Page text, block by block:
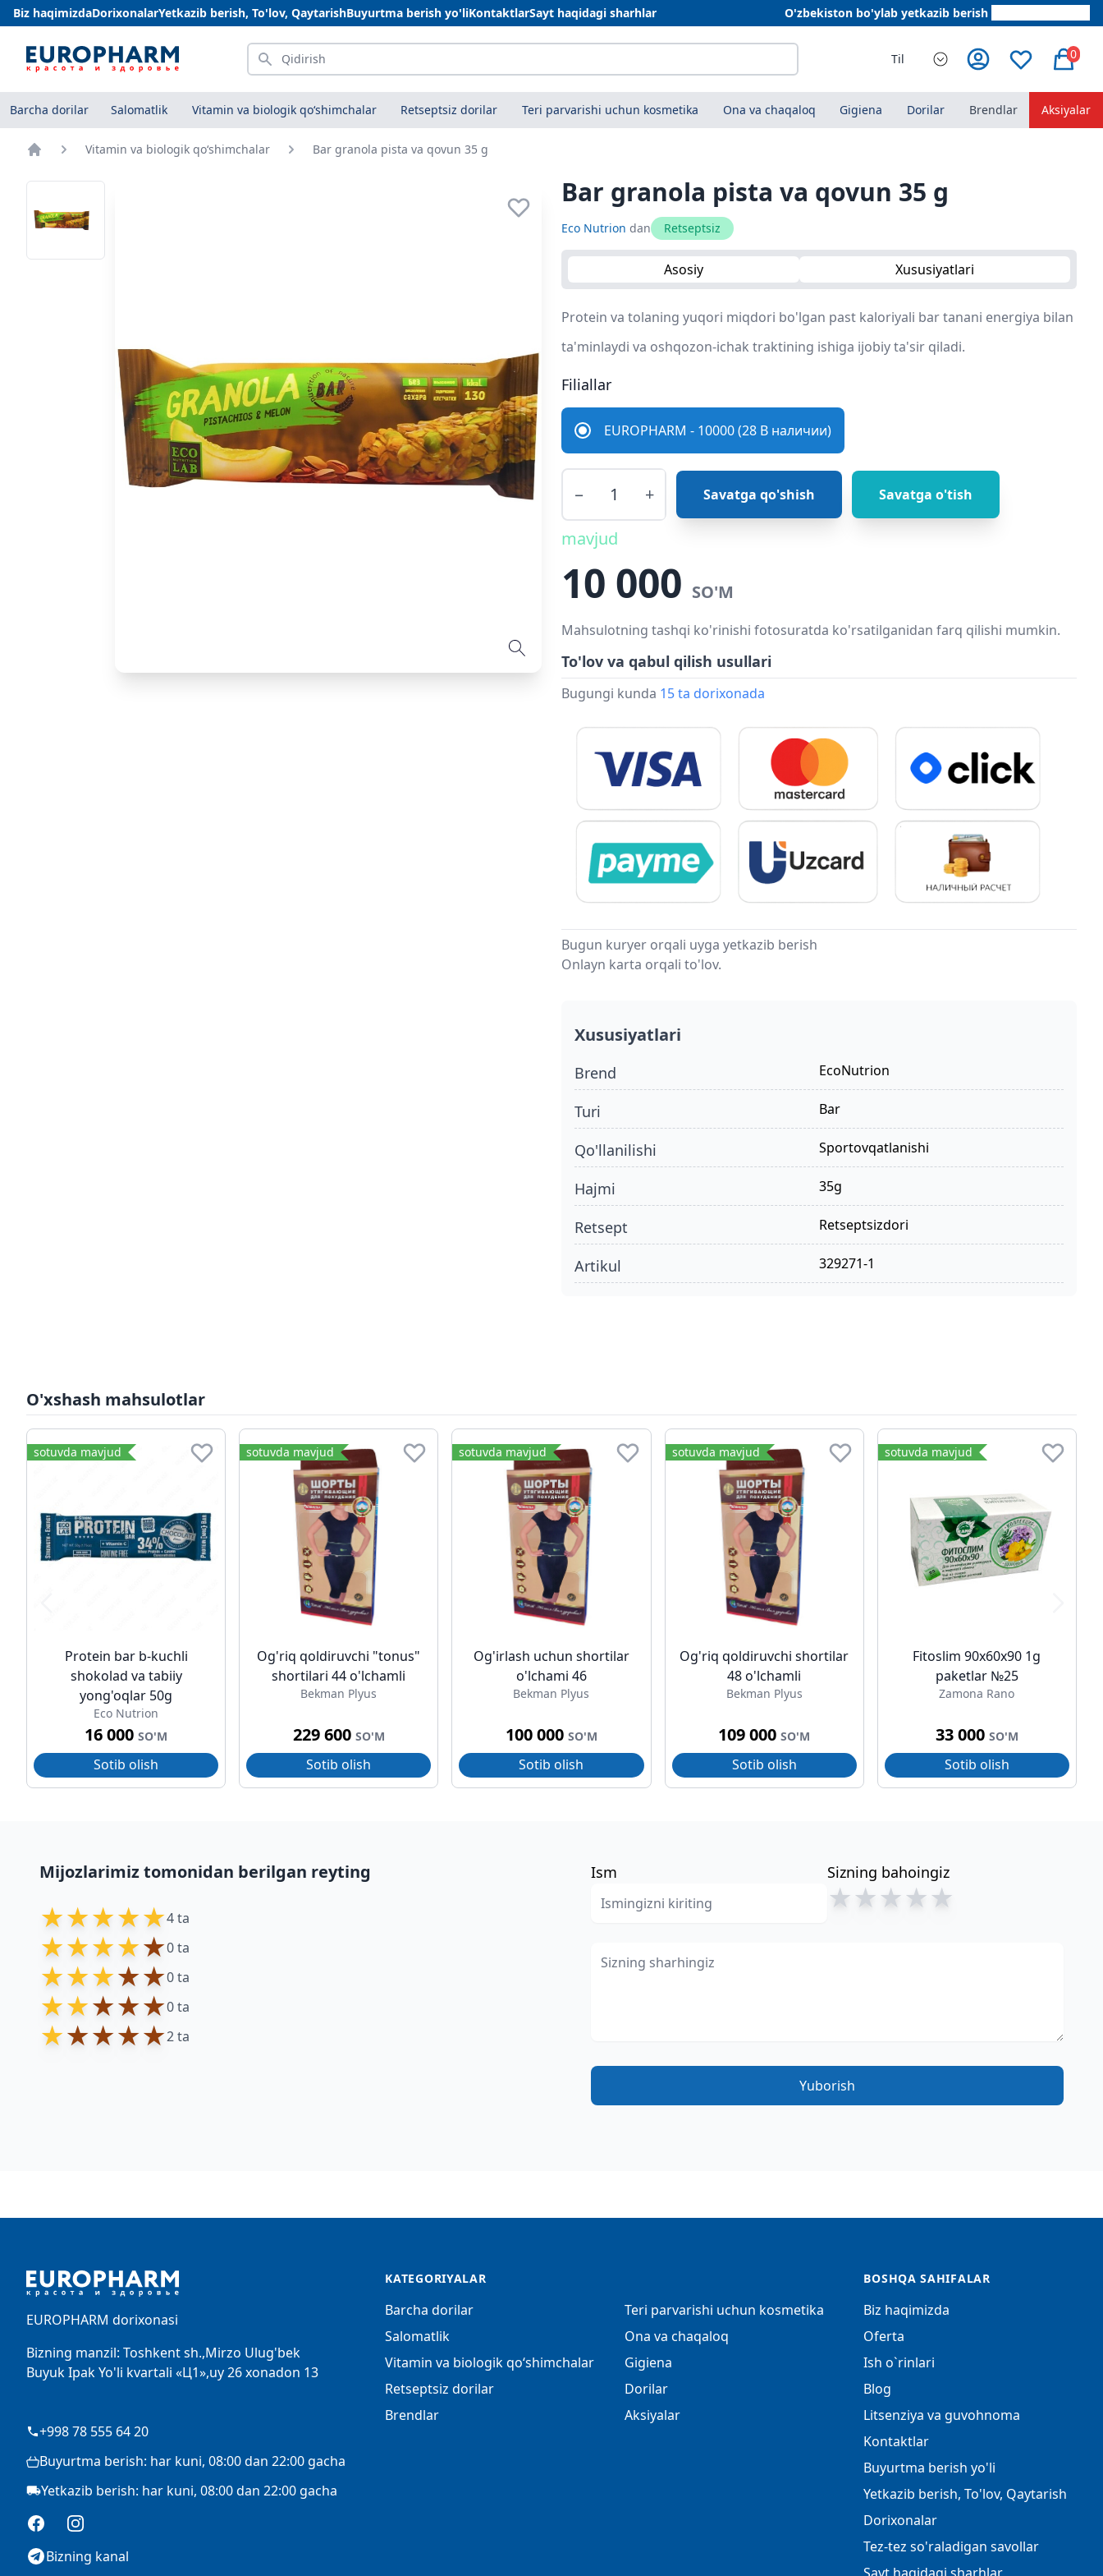
Biz haqimizdaDorixonalarYetkazib berish, To'lov, QaytarishBuyurtma berish yo'liKontaktlarSayt haqidagi sharhlar O'zbekiston bo'ylab yetkazib berish
Qidirish Til 0
Barcha dorilar Salomatlik Vitamin va biologik qo‘shimchalar Retseptsiz dorilar Teri parvarishi uchun kosmetika Ona va chaqaloq Gigiena Dorilar Brendlar Aksiyalar
Vitamin va biologik qo‘shimchalar Bar granola pista va qovun 35 g
Bar granola pista va qovun 35 g
Eco Nutrion dan Retseptsiz
Asosiy Xususiyatlari
Protein va tolaning yuqori miqdori bo'lgan past kaloriyali bar tanani energiya bilan
ta'minlaydi va oshqozon-ichak traktining ishiga ijobiy ta'sir qiladi.
Filiallar
EUROPHARM - 10000 (28 В наличии)
− + Savatga qo'shish Savatga o'tish
mavjud
10 000 SO'M
Mahsulotning tashqi ko'rinishi fotosuratda ko'rsatilganidan farq qilishi mumkin.
To'lov va qabul qilish usullari
Bugungi kunda 15 ta dorixonada
Bugun kuryer orqali uyga yetkazib berish
Onlayn karta orqali to'lov.
Xususiyatlari
Brend EcoNutrion
turi bar
qo'llanilishi sportovqatlanishi
hajmi 35g
retsept retseptsizdori
Artikul 329271-1
O'xshash mahsulotlar
sotuvda mavjud
Protein bar b-kuchli
shokolad va tabiiy
yong'oqlar 50g
Eco Nutrion
16 000SO'M
Sotib olish
sotuvda mavjud
Og'riq qoldiruvchi "tonus"
shortilari 44 o'lchamli
Bekman Plyus
229 600 SO'M
Sotib olish
sotuvda mavjud
Og'irlash uchun shortilar
o'lchami 46
Bekman Plyus
100 000 SO'M
Sotib olish
sotuvda mavjud
Og'riq qoldiruvchi shortilar
48 o'lchamli
Bekman Plyus
109 000SO'M
Sotib olish
sotuvda mavjud
Fitoslim 90x60x90 1g
paketlar №25
Zamona Rano
33 000 SO'M
Sotib olish
Mijozlarimiz tomonidan berilgan reyting
★★★★★4 ta
★★★★★0 ta
★★★★★0 ta
★★★★★0 ta
★★★★★2 ta
Ism Sizning bahoingiz
★★★★★
Yuborish
EUROPHARM dorixonasi
Bizning manzil: Toshkent sh.,Mirzo Ulug'bek
Buyuk Ipak Yo'li kvartali «Ц1»,uy 26 xonadon 13
+998 78 555 64 20
Buyurtma berish: har kuni, 08:00 dan 22:00 gacha
Yetkazib berish: har kuni, 08:00 dan 22:00 gacha
FacebookInstagram
Bizning kanal
KATEGORIYALAR
Barcha dorilar
Salomatlik
Vitamin va biologik qo‘shimchalar
Retseptsiz dorilar
Brendlar
Teri parvarishi uchun kosmetika
Ona va chaqaloq
Gigiena
Dorilar
Aksiyalar
BOSHQA SAHIFALAR
Biz haqimizda
Oferta
Ish o`rinlari
Blog
Litsenziya va guvohnoma
Kontaktlar
Buyurtma berish yo'li
Yetkazib berish, To'lov, Qaytarish
Dorixonalar
Tez-tez so'raladigan savollar